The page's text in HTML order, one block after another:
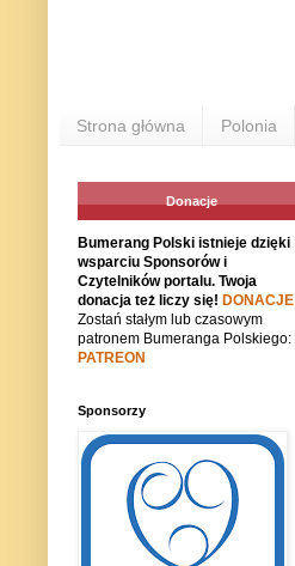
Strona główna Polonia
Donacje
Bumerang Polski istnieje dzięki
wsparciu Sponsorów i
Czytelników portalu. Twoja
donacja też liczy się! DONACJE
Zostań stałym lub czasowym
patronem Bumeranga Polskiego:
PATREON
Sponsorzy